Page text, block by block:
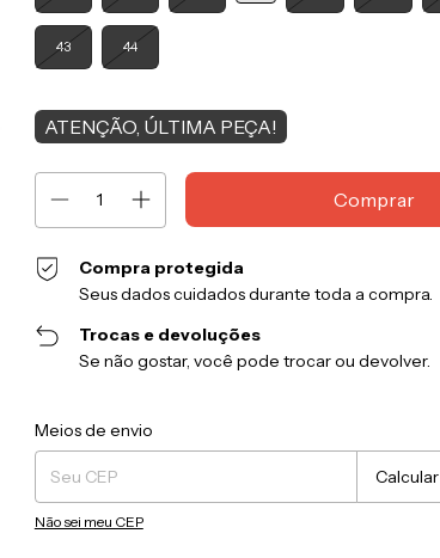
43 44
ATENÇÃO, ÚLTIMA PEÇA!
Compra protegida
Seus dados cuidados durante toda a compra.
Trocas e devoluções
Se não gostar, você pode trocar ou devolver.
Entregas para o CEP:
Meios de envio
Calcular
Não sei meu CEP